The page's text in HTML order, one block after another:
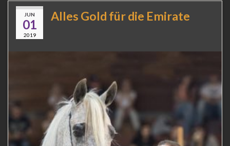
JUN
01
2019
Alles Gold für die Emirate